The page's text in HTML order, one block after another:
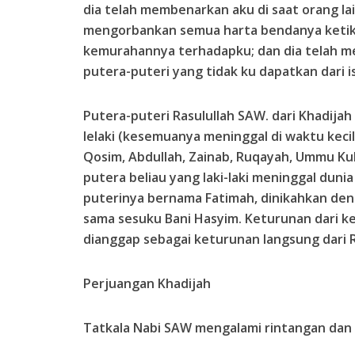
dia telah membenarkan aku di saat orang
mengorbankan semua harta bendanya
kemurahannya terhadapku; dan dia telah
putera-puteri yang tidak ku dapatkan dari
Putera-puteri Rasulullah SAW. dari
lelaki (kesemuanya meninggal di waktu
Qosim, Abdullah, Zainab, Ruqayah, Ummu
putera beliau yang laki-laki meninggal
puterinya bernama Fatimah, dinikahkan
sama sesuku Bani Hasyim. Keturunan dari
dianggap sebagai keturunan langsung dari
Perjuangan Khadijah
Tatkala Nabi SAW mengalami rintangan